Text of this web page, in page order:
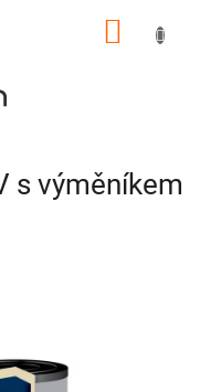
s výměníkem